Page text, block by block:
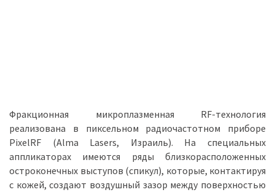
Фракционная микроплазменная RF-технология
реализована в пиксельном радиочастотном приборе
PixelRF (Alma Lasers, Израиль). На специальных
аппликаторах имеются ряды близкорасположенных
остроконечных выступов (спикул), которые, контактируя
с кожей, создают воздушный зазор между поверхностью